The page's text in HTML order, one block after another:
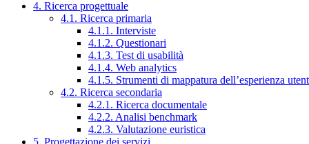
4. Ricerca progettuale
4.1. Ricerca primaria
4.1.1. Interviste
4.1.2. Questionari
4.1.3. Test di usabilità
4.1.4. Web analytics
4.1.5. Strumenti di mappatura dell’esperienza
4.2. Ricerca secondaria
4.2.1. Ricerca documentale
4.2.2. Analisi benchmark
4.2.3. Valutazione euristica
5. Progettazione dei servizi